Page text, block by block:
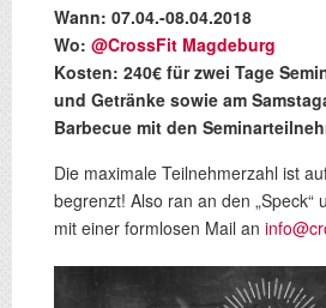
Wann: 07.04.-08.04.2018
Wo: @CrossFit Magdeburg
Kosten: 240€ für zwei Tage
und Getränke sowie am
Barbecue mit den
Die maximale Teilnehmerzahl ist
begrenzt! Also ran an den „Speck“
mit einer formlosen Mail an